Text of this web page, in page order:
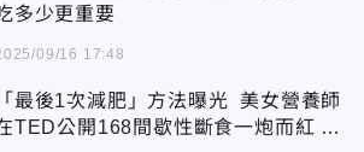
多少更重要
09/16 17:48
「最後1次減肥」方法曝光 美女營養師
TED公開168間歇性斷食一炮而紅